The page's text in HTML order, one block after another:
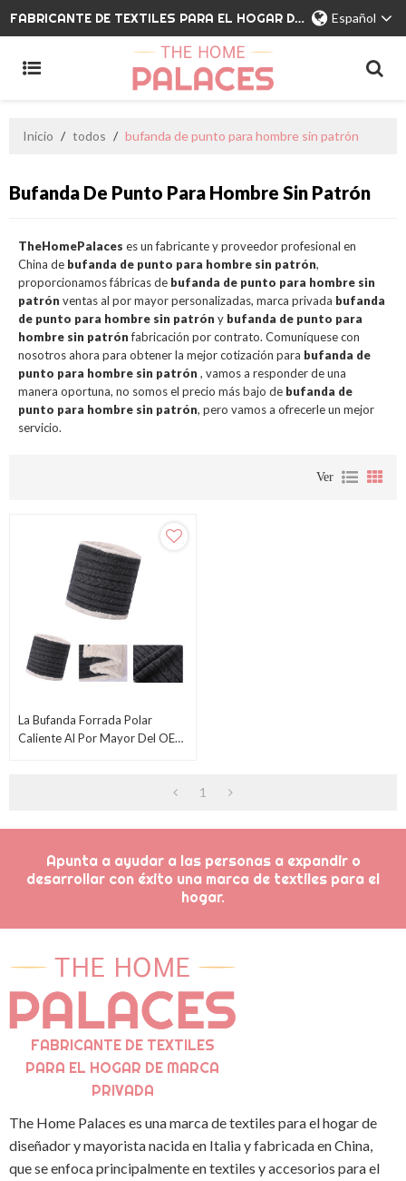
FABRICANTE DE TEXTILES PARA EL HOGAR DE MARCA PRIVADA Español
Inicio / todos / bufanda de punto para hombre sin patrón
Bufanda De Punto Para Hombre Sin Patrón
TheHomePalaces es un fabricante y proveedor profesional en
China de bufanda de punto para hombre sin patrón,
proporcionamos fábricas de bufanda de punto para hombre sin
patrón ventas al por mayor personalizadas, marca privada bufanda
de punto para hombre sin patrón y bufanda de punto para
hombre sin patrónfabricación por contrato. Comuníquese con
nosotros ahora para obtener la mejor cotización para bufanda de
punto para hombre sin patrón , vamos a responder de una
manera oportuna, no somos el precio más bajo de bufanda de
punto para hombre sin patrón, pero vamos a ofrecerle un mejor
servicio.
Ver
La Bufanda Forrada Polar
Caliente Al Por Mayor Del OEM
1
Apunta a ayudar a las personas a expandir o
desarrollar con éxito una marca de textiles para el
hogar.
FABRICANTE DE TEXTILES
PARA EL HOGAR DE MARCA
PRIVADA
The Home Palaces es una marca de textiles para el hogar de
diseñador y mayorista nacida en Italia y fabricada en China,
que se enfoca principalmente en textiles y accesorios para el